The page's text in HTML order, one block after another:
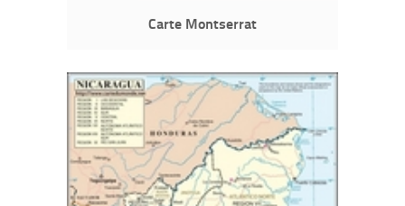
Carte Montserrat